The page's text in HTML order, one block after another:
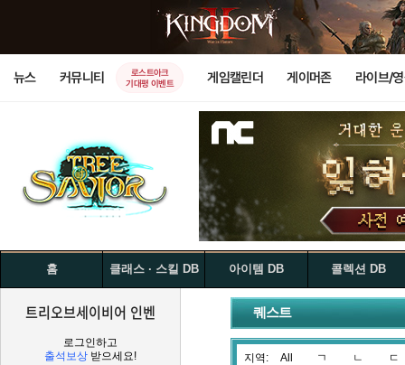
뉴스 커뮤니티
로스트아크
기대평 이벤트
게임캘린더 게이머존 라이브/
홈 클래스 · 스킬 DB 아이템 DB 콜렉션 DB
트리오브세이비어 인벤
로그인하고
출석보상 받으세요!
퀘스트
지역: All ㄱ ㄴ ㄷ